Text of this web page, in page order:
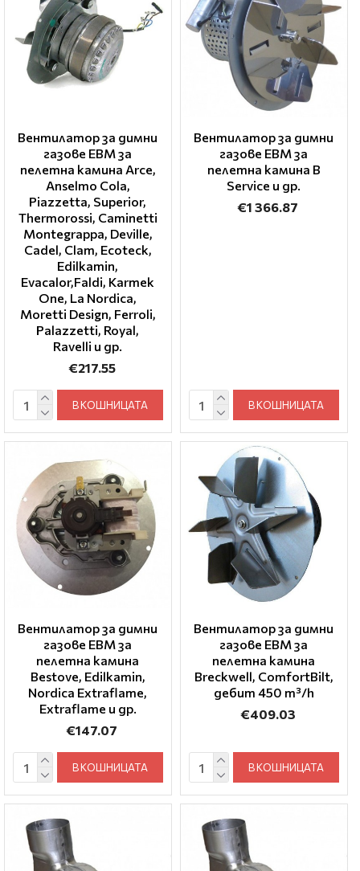
Вентилатор за димни
газове EBM за
пелетна камина Arce,
Anselmo Cola,
Piazzetta, Superior,
Thermorossi, Caminetti
Montegrappa, Deville,
Cadel, Clam, Ecoteck,
Edilkamin,
Evacalor,Faldi, Karmek
One, La Nordica,
Moretti Design, Ferroli,
Palazzetti, Royal,
Ravelli и др.
€217.55
В КОШНИЦАТА
Вентилатор за димни
газове EBM за
пелетна камина B
Service и др.
€1 366.87
В КОШНИЦАТА
Вентилатор за димни
газове EBM за
пелетна камина
Bestove, Edilkamin,
Nordica Extraflame,
Extraflame и др.
€147.07
В КОШНИЦАТА
Вентилатор за димни
газове EBM за
пелетна камина
Breckwell, ComfortBilt,
дебит 450 m³/h
€409.03
В КОШНИЦАТА